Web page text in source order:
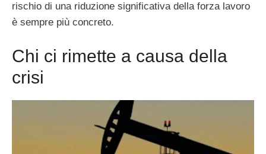
rischio di una riduzione significativa della forza lavoro
è sempre più concreto.
Chi ci rimette a causa della
crisi